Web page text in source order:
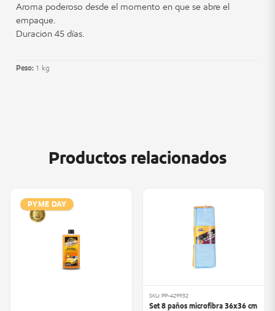
Aroma poderoso desde el momento en que se abre el
empaque.
Duración 45 días.
Peso: 1 kg
Productos relacionados
PYME DAY
SKU: PP-429932
Set 8 paños microfibra 36x36 cm